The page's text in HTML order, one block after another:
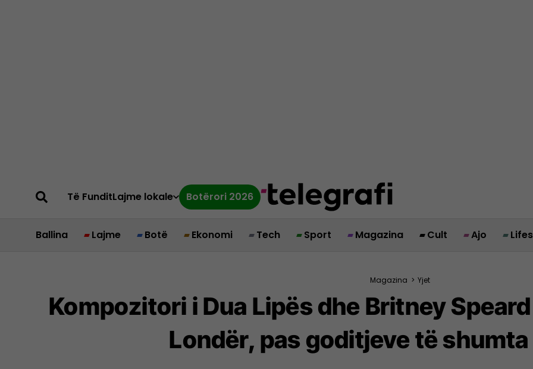
Të FunditLajme lokale Botërori 2026
Ballina Lajme Botë Ekonomi Tech Sport Magazina Cult Ajo
Magazina > Yjet
Kompozitori i Dua Lipës dhe Britney
Londër, pas goditjeve të